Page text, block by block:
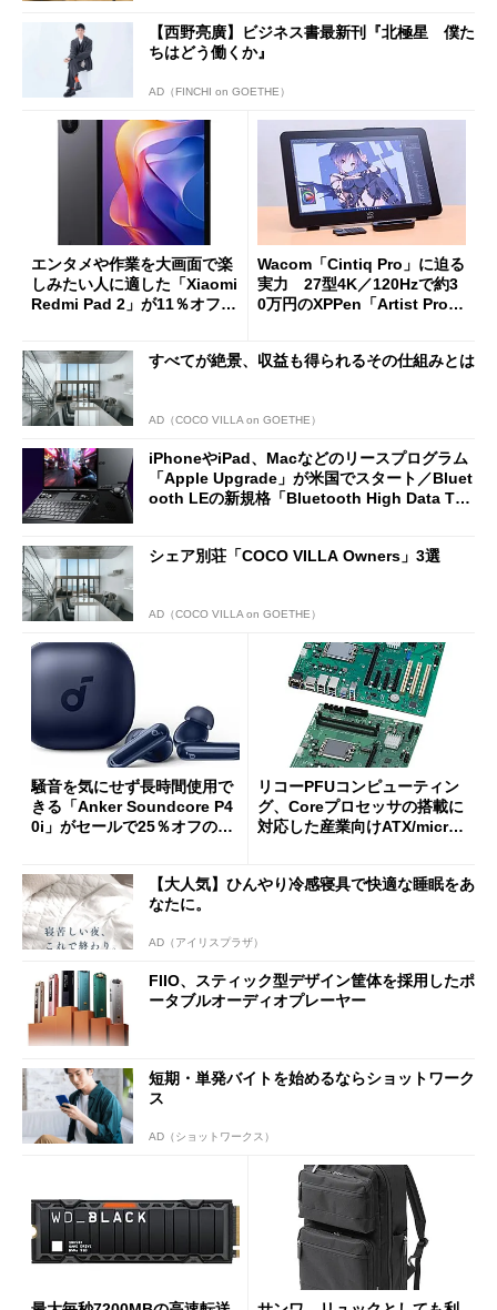
【西野亮廣】ビジネス書最新刊『北極星 僕た
ちはどう働くか』
AD（FINCHI on GOETHE）
エンタメや作業を大画面で楽
しみたい人に適した「Xiaomi
Redmi Pad 2」が11％オフの
Wacom「Cintiq Pro」に迫る
実力 27型4K／120Hzで約3
0万円のXPPen「Artist Pro 2
すべてが絶景、収益も得られるその仕組みとは
AD（COCO VILLA on GOETHE）
iPhoneやiPad、Macなどのリースプログラム
「Apple Upgrade」が米国でスタート／Bluet
ooth LEの新規格「Bluetooth High Data Thr
シェア別荘「COCO VILLA Owners」3選
AD（COCO VILLA on GOETHE）
騒音を気にせず長時間使用で
きる「Anker Soundcore P4
0i」がセールで25％オフの59
リコーPFUコンピューティン
グ、Coreプロセッサの搭載に
対応した産業向けATX/micro
【大人気】ひんやり冷感寝具で快適な睡眠をあ
なたに。
AD（アイリスプラザ）
FIIO、スティック型デザイン筐体を採用したポ
ータブルオーディオプレーヤー
短期・単発バイトを始めるならショットワーク
ス
AD（ショットワークス）